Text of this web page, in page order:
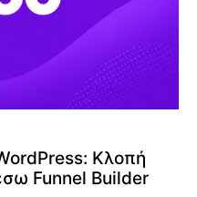
Κλοπή
Funnel Builder